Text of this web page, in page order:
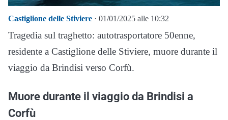
Castiglione delle Stiviere · 01/01/2025 alle 10:32
Tragedia sul traghetto: autotrasportatore 50enne,
residente a Castiglione delle Stiviere, muore durante il
viaggio da Brindisi verso Corfù.
Muore durante il viaggio da Brindisi a
Corfù